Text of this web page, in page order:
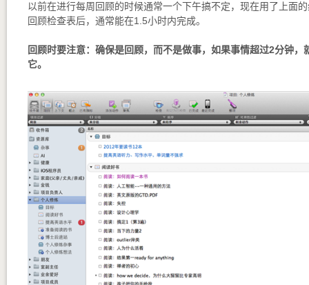
以前在进行每周回顾的时候通常一个下午搞不定，现在用了上面
回顾检查表后，通常能在1.5小时内完成。
回顾时要注意：确保是回顾，而不是做事，如果事情超过2分钟，
它。